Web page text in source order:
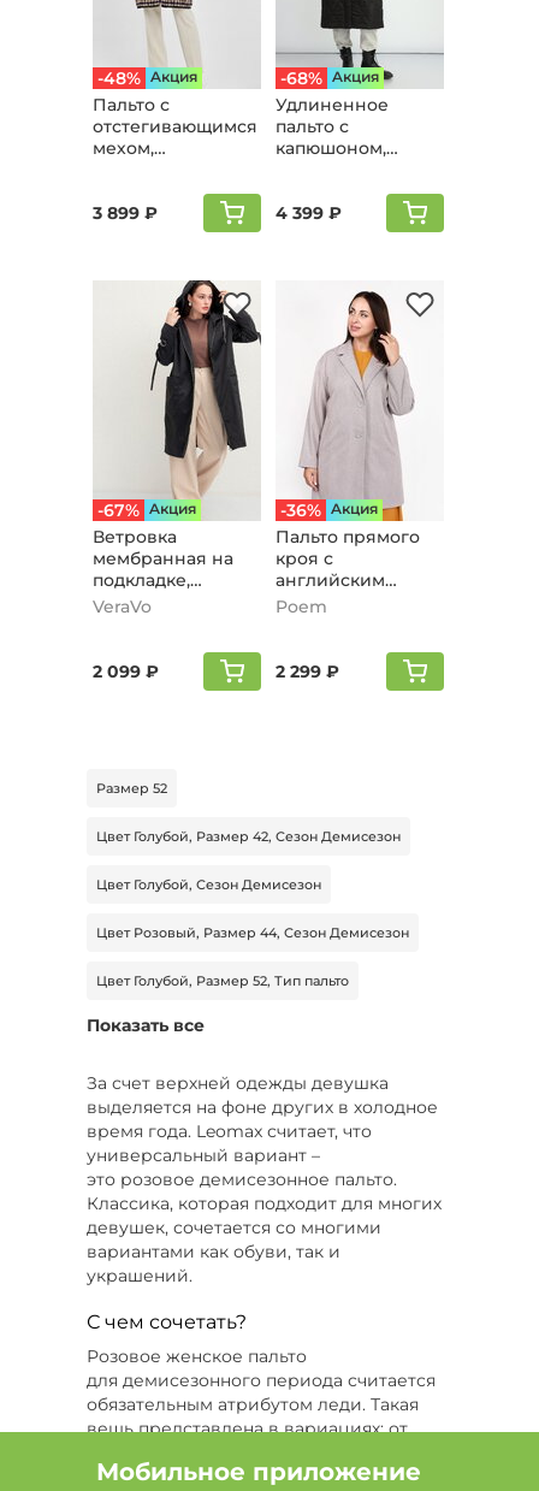
-48% Aкция
Пальто с
отстегивающимся
мехом,
3 899 ₽
-68% Aкция
Удлиненное
пальто с
капюшоном,
4 399 ₽
-67% Aкция
Ветровка
мембранная на
подкладке,
черный
VeraVo
2 099 ₽
-36% Aкция
Пальто прямого
кроя с
английским
воротником,
Poem
2 299 ₽
Размер 52
Цвет Голубой, Размер 42, Сезон Демисезон
Цвет Голубой, Сезон Демисезон
Цвет Розовый, Размер 44, Сезон Демисезон
Цвет Голубой, Размер 52, Тип пальто
Цвет Черный, Размер 52-54, Сезон Демисезон
Цвет Черный, Размер 48-50, Длина макси
Цвет Белый, Сезон Демисезон, Длина макси
Цвет Черный, Размер 64-66, Длина макси
Цвет Черный, Размер 44-46, Длина миди
Размер 52-54, Сезон Демисезон, Тип ветровка
Цвет Бежевый, Размер 60
Цвет Белый, Размер 54
Размер 54, Сезон Зима, Тип пальто
Цвет Бежевый, Размер 52
Показать все
За счет верхней одежды девушка
выделяется на фоне других в холодное
время года. Leomax считает, что
универсальный вариант –
это розовое демисезонное пальто.
Классика, которая подходит для многих
девушек, сочетается со многими
вариантами как обуви, так и
украшений.
С чем сочетать?
Розовое женское пальто
для демисезонного периода считается
обязательным атрибутом леди. Такая
вещь представлена в вариациях: от
короткого пальто с лацканами. Подходит
Мобильное приложение